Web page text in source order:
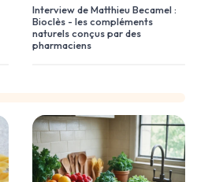
Interview de Matthieu Becamel :
Bioclès - les compléments
naturels conçus par des
pharmaciens